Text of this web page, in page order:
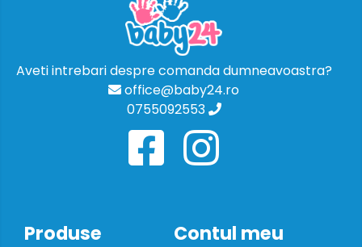
Aveti intrebari despre comanda dumneavoastra?
office@baby24.ro
0755092553
Produse Contul meu